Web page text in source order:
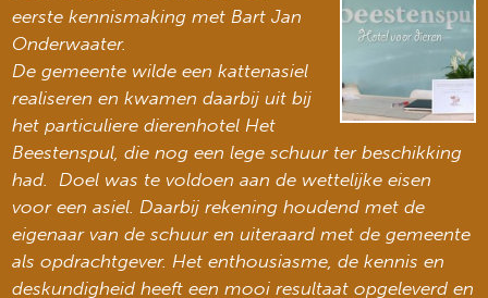
eerste kennismaking met Bart Jan
Onderwaater.
De gemeente wilde een kattenasiel
realiseren en kwamen daarbij uit bij
het particuliere dierenhotel Het
Beestenspul, die nog een lege schuur ter beschikking
had. Doel was te voldoen aan de wettelijke eisen
voor een asiel. Daarbij rekening houdend met de
eigenaar van de schuur en uiteraard met de gemeente
als opdrachtgever. Het enthousiasme, de kennis en
deskundigheid heeft een mooi resultaat opgeleverd en